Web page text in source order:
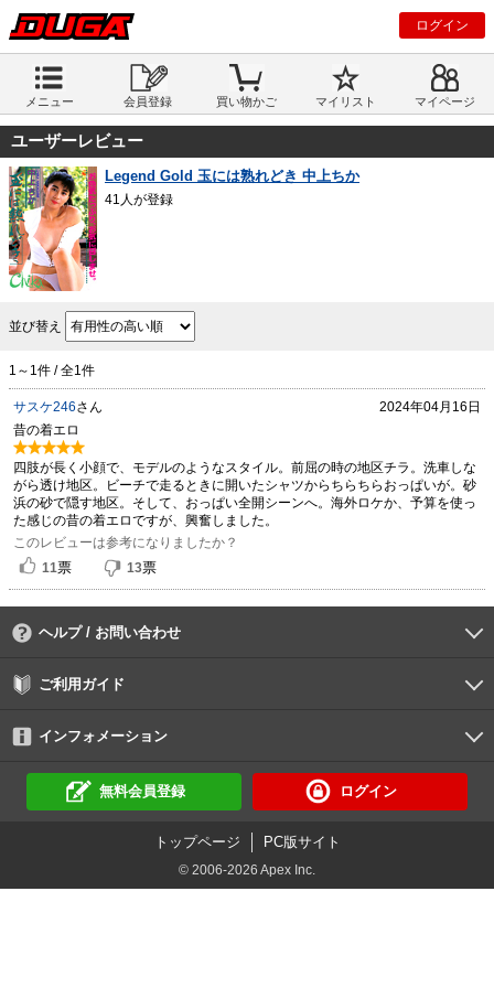
ログイン
メニュー 会員登録 買い物かご マイリスト マイページ
ユーザーレビュー
Legend Gold 玉には熟れどき 中上ちか
41人が登録
並び替え
1～1件 / 全1件
サスケ246さん
2024年04月16日
昔の着エロ
四肢が長く小顔で、モデルのようなスタイル。前屈の時の地区チラ。洗車しな
がら透け地区。ビーチで走るときに開いたシャツからちらちらおっぱいが。砂
浜の砂で隠す地区。そして、おっぱい全開シーンへ。海外ロケか、予算を使っ
た感じの昔の着エロですが、興奮しました。
このレビューは参考になりましたか？
11票 13票
ヘルプ / お問い合わせ
よくあるご質問
ご利用環境
お支払い方法
パスワードの再設定
サポートセンター
ご利用ガイド
初めての方へ
会員登録の手順
作品購入の手順
動画再生の手順
検索のヒント
DUGA Player
インフォメーション
DUGAからのお知らせ
デュガの歴史とあゆみ
利用規約
個人情報保護方針
特定商取引法
資金決済法
倫理基準
サイトマップ無料会員登録 ログイン
トップページ PC版サイト
© 2006-2026 Apex Inc.